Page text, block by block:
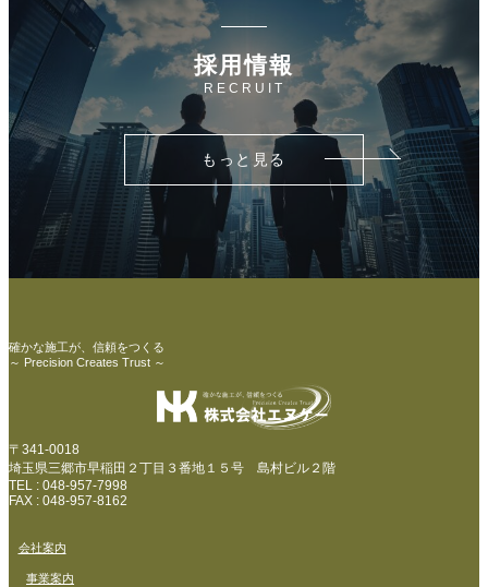
採用情報
RECRUIT
もっと見る
確かな施工が、信頼をつくる
～ Precision Creates Trust ～
〒341-0018
埼玉県三郷市早稲田２丁目３番地１５号 島村ビル２階
TEL : 048-957-7998
FAX : 048-957-8162
会社案内
事業案内